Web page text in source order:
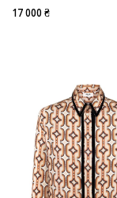
17 000 ₴